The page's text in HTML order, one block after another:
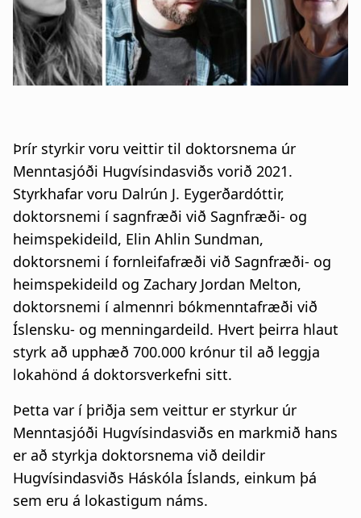
a
t
i
a
r
ó
ð
Þrír styrkir voru veittir til doktorsnema úr
Menntasjóði Hugvísindasviðs vorið 2021.
Styrkhafar voru Dalrún J. Eygerðardóttir,
doktorsnemi í sagnfræði við Sagnfræði- og
heimspekideild, Elin Ahlin Sundman,
doktorsnemi í fornleifafræði við Sagnfræði- og
heimspekideild og Zachary Jordan Melton,
doktorsnemi í almennri bókmenntafræði við
Íslensku- og menningardeild. Hvert þeirra hlaut
styrk að upphæð 700.000 krónur til að leggja
lokahönd á doktorsverkefni sitt.
Þetta var í þriðja sem veittur er styrkur úr
Menntasjóði Hugvísindasviðs en markmið hans
er að styrkja doktorsnema við deildir
Hugvísindasviðs Háskóla Íslands, einkum þá
sem eru á lokastigum náms.